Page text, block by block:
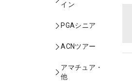
イン
PGAシニア
ACNツアー
アマチュア・
他